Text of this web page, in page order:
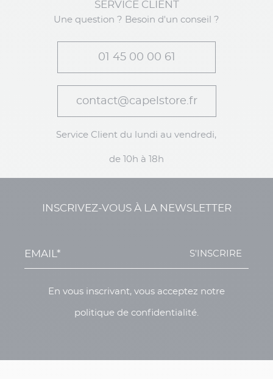
SERVICE CLIENT
Une question ? Besoin d'un conseil ?
01 45 00 00 61
contact@capelstore.fr
Service Client du lundi au vendredi,
de 10h à 18h
INSCRIVEZ-VOUS À LA NEWSLETTER
S'INSCRIRE
En vous inscrivant, vous acceptez notre
politique de confidentialité.